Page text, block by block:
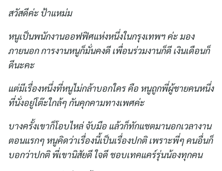
สวัสดีค่ะ ป้าแหม่ม
หนูเป็นพนักงานออฟฟิศแห่งหนึ่งในกรุงเทพฯ ค่ะ มอง
ภายนอก การงานหนูก็มั่นคงดี เพื่อนร่วมงานก็ดี เงินเดือนก็
ดีนะคะ
แต่มีเรื่องหนึ่งที่หนูไม่กล้าบอกใคร คือ หนูถูกพี่ผู้ชายคนหนึ่ง
ที่นั่งอยู่โต๊ะใกล้ๆ กันคุกคามทางเพศค่ะ
บางครั้งเขาก็โอบไหล่ จับมือ แล้วก็ทักแชตมานอกเวลางาน
ตอนแรกๆ หนูคิดว่าเรื่องนี้เป็นเรื่องปกติ เพราะพี่ๆ คนอื่นก็
บอกว่าปกติ พี่เขานิสัยดี ใจดี ชอบเทคแคร์รุ่นน้องทุกคน